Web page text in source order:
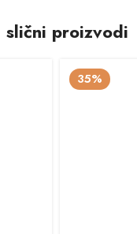
proizvodi
35%